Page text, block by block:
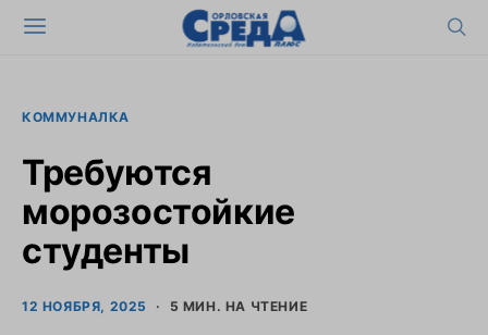
КОММУНАЛКА
Требуются
морозостойкие
студенты
12 НОЯБРЯ, 2025 5 МИН. НА ЧТЕНИЕ